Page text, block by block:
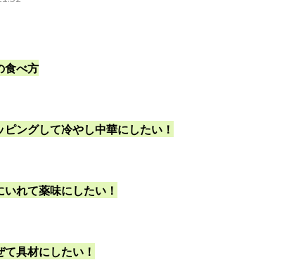
食べ方
ングして冷やし中華にしたい！
れて薬味にしたい！
具材にしたい！